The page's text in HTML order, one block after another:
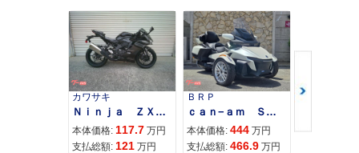
カワサキ
Ｎｉｎｊａ ＺＸ−４Ｒ ＳＥ
本体価格: 117.7 万円
支払総額: 121 万円
ＢＲＰ
ｃａｎ−ａｍ ＳＰＹＤＥＲ ＲＴ ＬＩＭＩＴＥＤ
本体価格: 444 万円
支払総額: 466.9 万円
スズキ
本体価格: